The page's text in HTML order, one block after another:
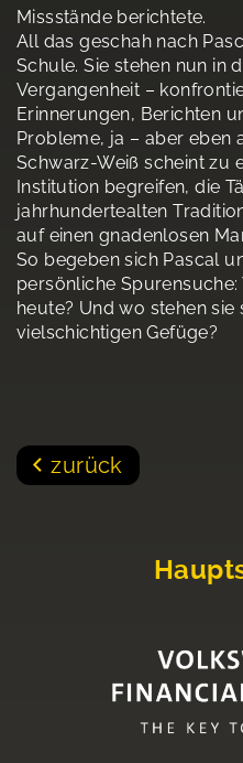
Missstände berichtete.
All das geschah nach
Schule. Sie stehen nun in
Vergangenheit –
Erinnerungen, Berichten
Probleme, ja – aber eben
Schwarz-Weiß scheint zu
Institution begreifen, die
jahrhundertealten
auf einen gnadenlosen
So begeben sich Pascal
persönliche
heute? Und wo stehen sie
vielschichtigen Gefüge?
zurück